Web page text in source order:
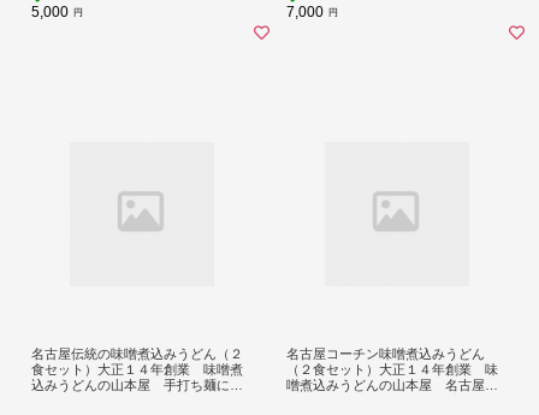
5,000 円 7,000 円
名古屋伝統の味噌煮込みうどん（２
食セット）大正１４年創業 味噌煮
込みうどんの山本屋 手打ち麺にこ
名古屋コーチン味噌煮込みうどん
（２食セット）大正１４年創業 味
噌煮込みうどんの山本屋 名古屋コ